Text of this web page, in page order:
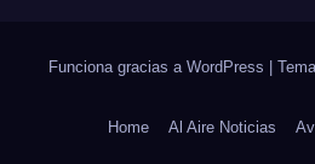
Funciona gracias a WordPress
Home Al Aire Noticias